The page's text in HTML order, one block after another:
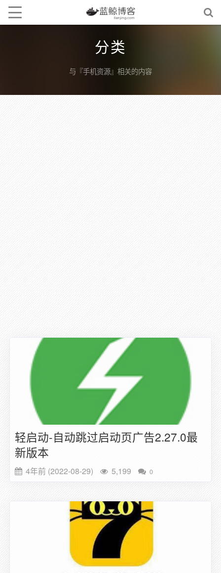
分类
与『手机资源』相关的内容
轻启动-自动跳过启动页广告2.27.0最
新版本
4年前 (2022-08-29) 5,199 0